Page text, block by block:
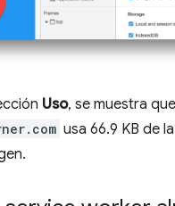
Uso, se muestra que
usa 66.9 KB de